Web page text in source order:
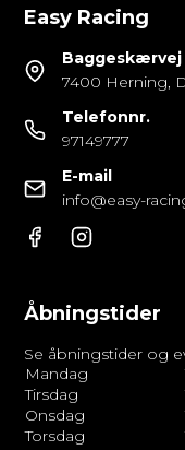
Easy Racing
Baggeskærvej
7400 Herning,
Telefonnr.
97149777
E-mail
info@easy-
Åbningstider
Se åbningstider og
Mandag
Tirsdag
Onsdag
Torsdag